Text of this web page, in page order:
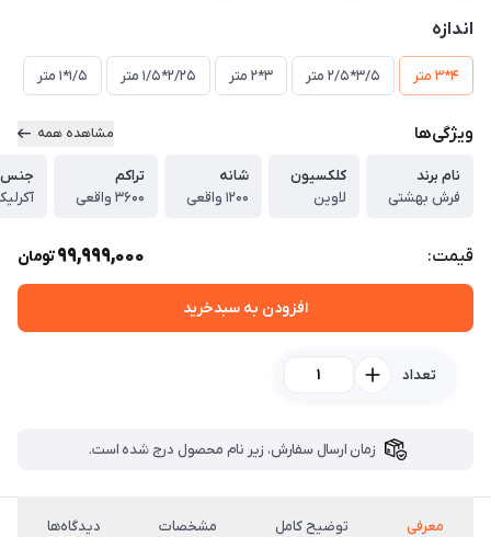
اندازه
4*3 متر 3/5*2/5 متر 3*2 متر 2/25*1/5 متر 1/5*1 متر
ویژگی‌ها مشاهده همه
نام برند
فرش بهشتی
کلکسیون
لاوین
شانه
1200 واقعی
تراکم
3600 واقعی
جنس
قیمت: 99,999,000تومان
افزودن به سبدخرید
تعداد
زمان ارسال سفارش، زیر نام محصول درج شده است.
معرفی توضیح کامل مشخصات دیدگاه‌ها